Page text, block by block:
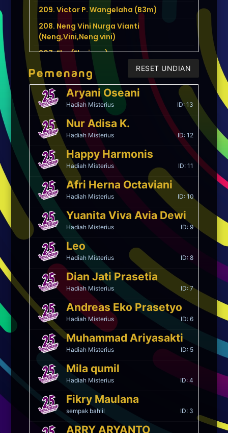
209. Victor P. Wangelaha (B3m)
208. Neng Vini Nurga Vianti
(Neng,Vini,Neng vini)
207. Eko (Eko juga)
206. Abdillah jetha putra (Abdillah)
205. Radiagita Dwi Prasatya (Gita )
203. Yulia Fitrisia (Yulia/lia)
202. Yuanita Viva Avia Dewi (Yoan)
201. Febria fazri (Jnonh)
200. Yeni jamianti (Yeni)
199. Fauziah ulfah (Ulfah)
198. Fajar anugrah (Bezita)
197. Haris budianto (Acul)
196. Nur Adisa K. (Disa)
173. KURNIA MARTASARI
(Nia..Kurnia..Kukur)
122. Arum Kumala Dewi (Arum)
121. Happy Harmonis (Happy)
120. Syahrul Rokhman (Aunk)
119. Triadi (Tigadi)
117. Sri Sugiarti (Cimot)
116. Linda Kartika S (Linda)
115. Rokhmat Nur Hasan (Tigor)
114. Yohanes (Jo)
113. Finny Mega Handayani (Finny)
112. Vika Ariesta Novianty (Vika)
111. Ratih Komalasari (Lala)
RESET UNDIAN
Pemenang
Aryani Oseani
ID: 13
Hadiah Misterius
Nur Adisa K.
ID: 12
Hadiah Misterius
Happy Harmonis
ID: 11
Hadiah Misterius
Afri Herna Octaviani
ID: 10
Hadiah Misterius
Yuanita Viva Avia Dewi
ID: 9
Hadiah Misterius
Leo
ID: 8
Hadiah Misterius
Dian Jati Prasetia
ID: 7
Hadiah Misterius
Andreas Eko Prasetyo
ID: 6
Hadiah Misterius
Muhammad Ariyasakti
ID: 5
Hadiah Misterius
Mila qumil
ID: 4
Hadiah Misterius
Fikry Maulana
ID: 3
sempak bahlil
ARRY ARYANTO